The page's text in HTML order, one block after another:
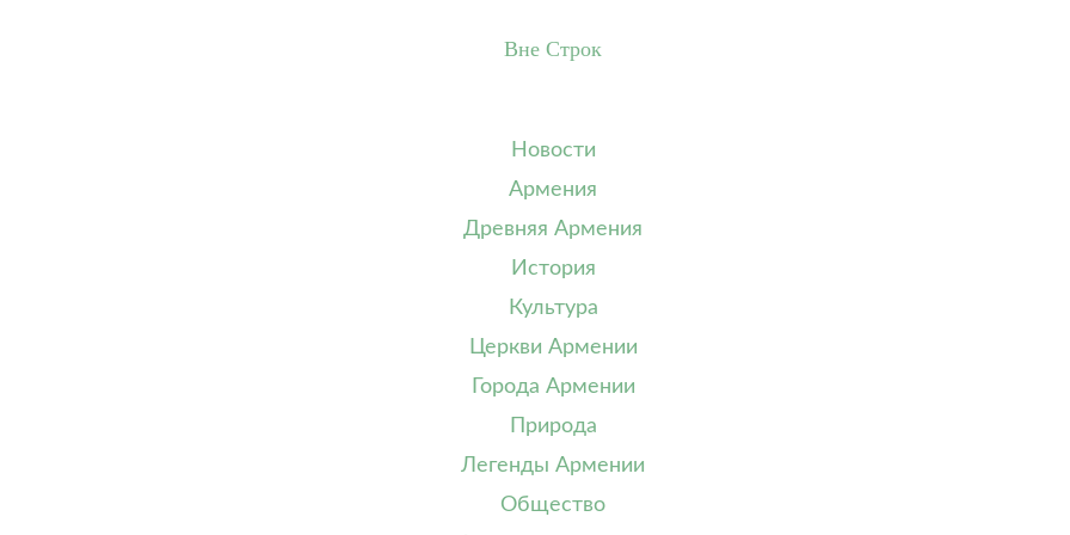
Вне Строк
Новости
Армения
Древняя Армения
История
Культура
Церкви Армении
Города Армении
Природа
Легенды Армении
Общество